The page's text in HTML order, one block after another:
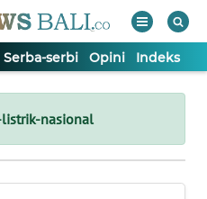
Serba-serbi Opini Indeks
nasional